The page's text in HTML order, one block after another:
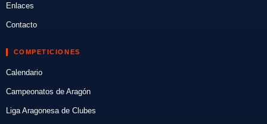
Enlaces
Contacto
COMPETICIONES
Calendario
Campeonatos de Aragón
Liga Aragonesa de Clubes